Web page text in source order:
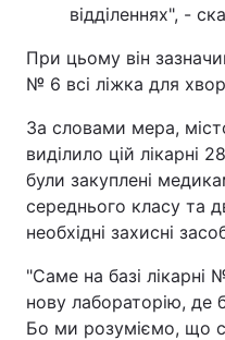
відділеннях", -
При цьому він
№ 6 всі ліжка для
За словами мера,
виділило цій лікарні
були закуплені
середнього класу та
необхідні захисні
"Саме на базі
нову лабораторію, де
Бо ми розуміємо, що